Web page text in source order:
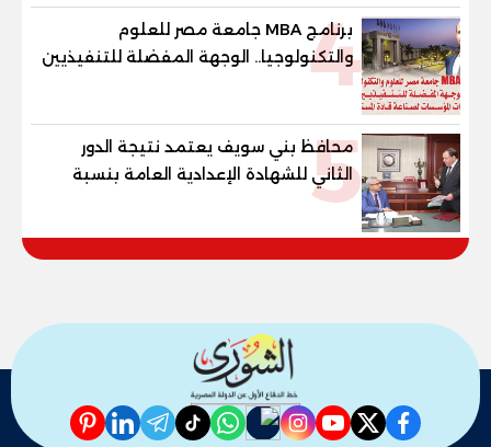
4
برنامج MBA جامعة مصر للعلوم
والتكنولوجيا.. الوجهة المفضلة للتنفيذيين
وقيادات المؤسسات لصناعة قادة
5
محافظ بني سويف يعتمد نتيجة الدور
الثاني للشهادة الإعدادية العامة بنسبة
والنور للمكفوفين
facebook
twitter
youtube
instagram
nabd
whatsapp
tiktok
telegram
linkedin
pinterest